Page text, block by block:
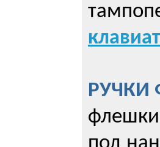
РУЧКИ
флешки